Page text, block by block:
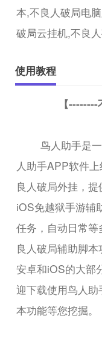
页
本,不良人破局电
破局云挂机,不良
使用教程
【
鸟人助手是
人助手APP软件
良人破局外挂，提
iOS免越狱手游辅
任务，自动日常
良人破局辅助脚
安卓和iOS的大部
迎下载使用鸟人
本功能等您挖掘。